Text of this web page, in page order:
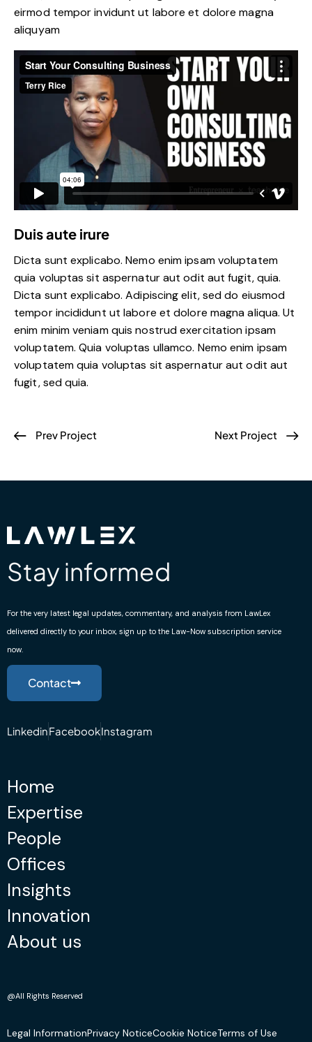
eirmod tempor invidunt ut labore et dolore magna
aliquyam
Duis aute irure
Dicta sunt explicabo. Nemo enim ipsam voluptatem
quia voluptas sit aspernatur aut odit aut fugit, quia.
Dicta sunt explicabo. Adipiscing elit, sed do eiusmod
tempor incididunt ut labore et dolore magna aliqua. Ut
enim minim veniam quis nostrud exercitation ipsam
voluptatem. Quia voluptas ullamco. Nemo enim ipsam
voluptatem quia voluptas sit aspernatur aut odit aut
fugit, sed quia.
Prev Project Next Project
Stay informed
For the very latest legal updates, commentary, and analysis from LawLex
delivered directly to your inbox, sign up to the Law-Now subscription service
now.
Contact
LinkedinFacebookInstagram
Home
Expertise
People
Offices
Insights
Innovation
About us
@All Rights Reserved
Legal InformationPrivacy NoticeCookie NoticeTerms of Use